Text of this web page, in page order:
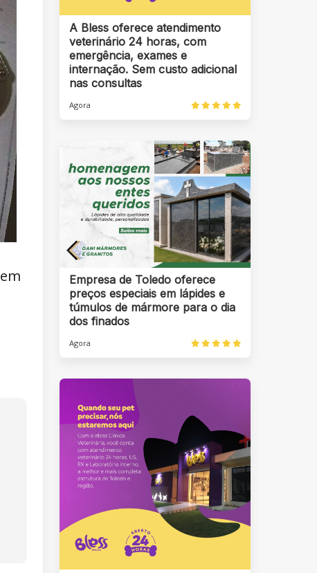
A Bless oferece atendimento
veterinário 24 horas, com
emergência, exames e
internação. Sem custo adicional
nas consultas
Agora
Empresa de Toledo oferece
preços especiais em lápides e
túmulos de mármore para o dia
dos finados
Agora